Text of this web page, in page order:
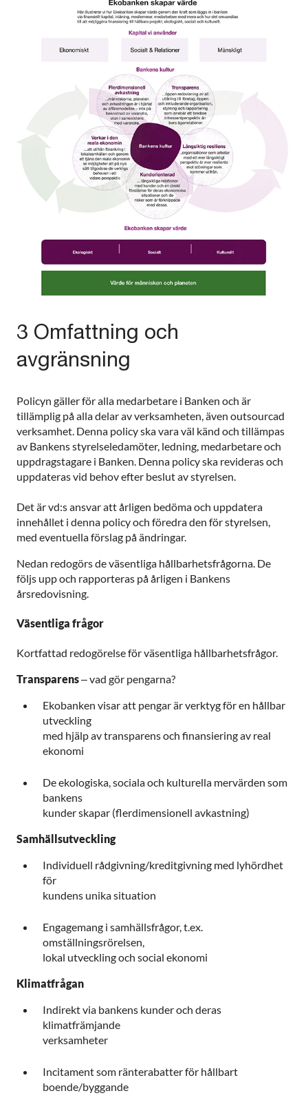
3 Omfattning och
avgränsning
Policyn gäller för alla medarbetare i Banken och är
tillämplig på alla delar av verksamheten, även outsourcad
verksamhet. Denna policy ska vara väl känd och tillämpas
av Bankens styrelseledamöter, ledning, medarbetare och
uppdragstagare i Banken. Denna policy ska revideras och
uppdateras vid behov efter beslut av styrelsen.
Det är vd:s ansvar att årligen bedöma och uppdatera
innehållet i denna policy och föredra den för styrelsen,
med eventuella förslag på ändringar.
Nedan redogörs de väsentliga hållbarhetsfrågorna. De
följs upp och rapporteras på årligen i Bankens
årsredovisning.
Väsentliga frågor
Kortfattad redogörelse för väsentliga hållbarhetsfrågor.
Transparens– vad gör pengarna?
Ekobanken visar att pengar är verktyg för en hållbar
utveckling
med hjälp av transparens och finansiering av real
ekonomi
De ekologiska, sociala och kulturella mervärden som
bankens
kunder skapar (flerdimensionell avkastning)
Samhällsutveckling
Individuell rådgivning/kreditgivning med lyhördhet
för
kundens unika situation
Engagemang i samhällsfrågor, t.ex.
omställningsrörelsen,
lokal utveckling och social ekonomi
Klimatfrågan
Indirekt via bankens kunder och deras
klimatfrämjande
verksamheter
Incitament som ränterabatter för hållbart
boende/byggande